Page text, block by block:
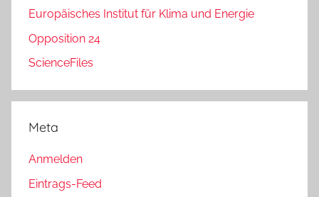
Europäisches Institut für Klima und Energie
Opposition 24
ScienceFiles
Meta
Anmelden
Eintrags-Feed